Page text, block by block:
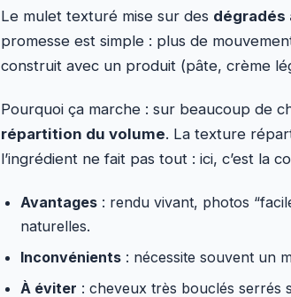
Le mulet texturé mise sur des dégradés
promesse est simple : plus de
construit avec un produit (pâte, crème
Pourquoi ça marche : sur beaucoup de
répartition du volume. La texture
l’ingrédient ne fait pas tout : ici, c’est la
Avantages: rendu vivant, photos
naturelles.
Inconvénients: nécessite souvent un
À éviter : cheveux très bouclés serrés